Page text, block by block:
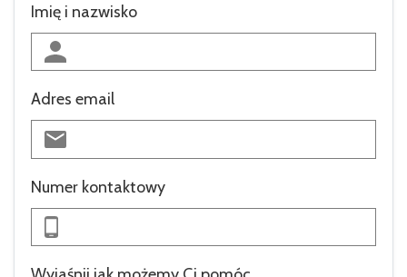
Imię i nazwisko
Adres email
Numer kontaktowy